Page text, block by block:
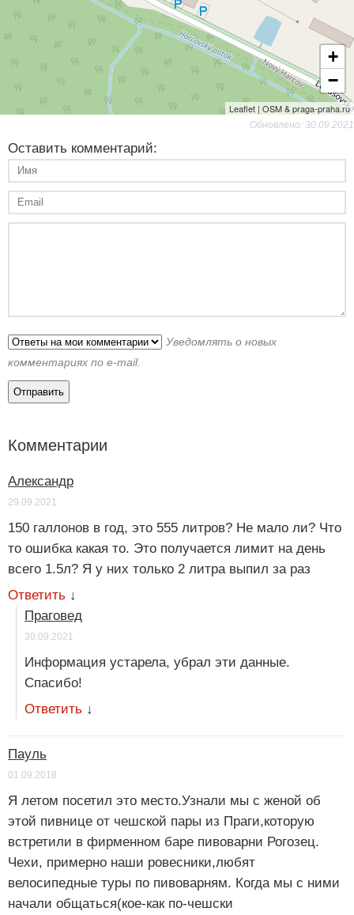
+
−
Leaflet | OSM & praga-praha.ru
Обновлено: 30.09.2021
Оставить комментарий:
Уведомлять о новых
комментариях по e-mail.
Комментарии
Александр
29.09.2021
150 галлонов в год, это 555 литров? Не мало ли? Что
то ошибка какая то. Это получается лимит на день
всего 1.5л? Я у них только 2 литра выпил за раз
Ответить ↓
Праговед
30.09.2021
Информация устарела, убрал эти данные.
Спасибо!
Ответить ↓
Пауль
01.09.2018
Я летом посетил это место.Узнали мы с женой об
этой пивнице от чешской пары из Праги,которую
встретили в фирменном баре пивоварни Рогозец.
Чехи, примерно наши ровесники,любят
велосипедные туры по пивоварням. Когда мы с ними
начали общаться(кое-как по-чешски